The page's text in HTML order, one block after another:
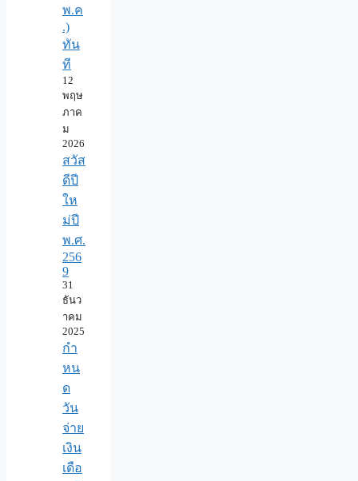
พ.ค
.)
ทัน
ที
12
พฤษ
ภาค
ม
2026
สวัส
ดีปี
ให
ม่ปี
พ.ศ.
256
9
31
ธันว
าคม
2025
กำ
หน
ด
วัน
จ่าย
เงิน
เดือ